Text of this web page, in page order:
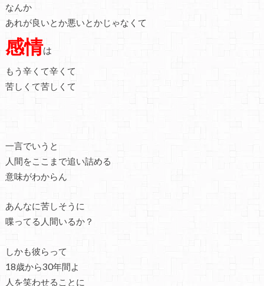
なんか
あれが良いとか悪いとかじゃなくて
感情は
もう辛くて辛くて
苦しくて苦しくて
一言でいうと
人間をここまで追い詰める
意味がわからん
あんなに苦しそうに
喋ってる人間いるか？
しかも彼らって
18歳から30年間よ
人を笑わせることに